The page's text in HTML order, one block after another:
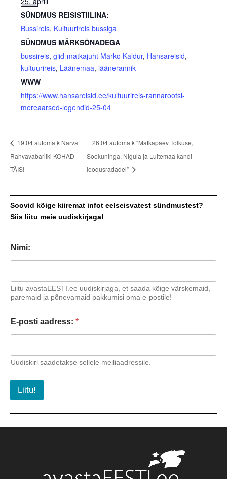
SÜNDMUS REISISTIILINA:
Bussireis, Kultuurireis bussiga
SÜNDMUS MÄRKSÕNADEGA
bussireis, giid-matkajuht Marko Kaldur, Hansareisid,
kultuurireis, Läänemaa, läänerannik
WWW
https://www.hansareisid.ee/kultuurireis-rannarootsi-
mereaarsed-legendid-25-04
19.04 automatk Narva
Rahvavabariiki KOHAD
TÄIS!
26.04 automatk “Matkapäev Tolkuse,
Sookuninga, Nigula ja Luitemaa kandi
loodusradadel”
Soovid kõige kiiremat infot eelseisvatest sündmustest?
Siis liitu meie uudiskirjaga!
Nimi:
Liitu avastaEESTI.ee uudiskirjaga, et saada kõige värskemaid,
paremaid ja põnevamaid pakkumisi oma e-postile!
E-posti aadress: *
Uudiskiri saadetakse sellele meiliaadressile.
Liitu!